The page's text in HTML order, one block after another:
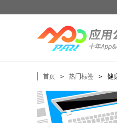
首页 > 热门标签 > 健